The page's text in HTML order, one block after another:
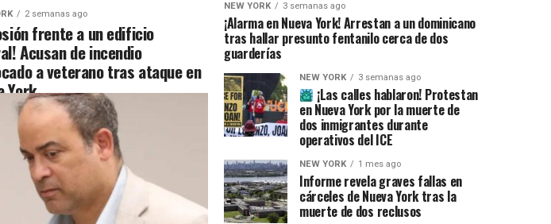
2 semanas ago
frente a un edificio
Acusan de incendio
a veterano tras ataque en
York
NEW YORK 3 semanas ago
¡Alarma en Nueva York! Arrestan a un dominicano
tras hallar presunto fentanilo cerca de dos
guarderías
NEW YORK 3 semanas ago
¡Las calles hablaron! Protestan
en Nueva York por la muerte de
dos inmigrantes durante
operativos del ICE
NEW YORK 1 mes ago
Informe revela graves fallas en
cárceles de Nueva York tras la
muerte de dos reclusos